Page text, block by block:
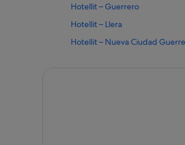
Hotellit – Guerrero
Hotellit – Llera
Hotellit – Nueva Ciudad